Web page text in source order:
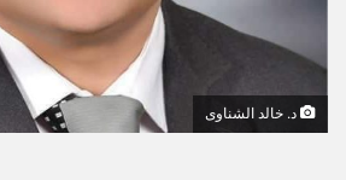
ك
ر
و
ن
د. خالد الشناوى